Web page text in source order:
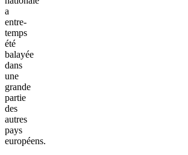
a
entre-
temps
été
balayée
dans
une
grande
partie
des
autres
pays
européens.